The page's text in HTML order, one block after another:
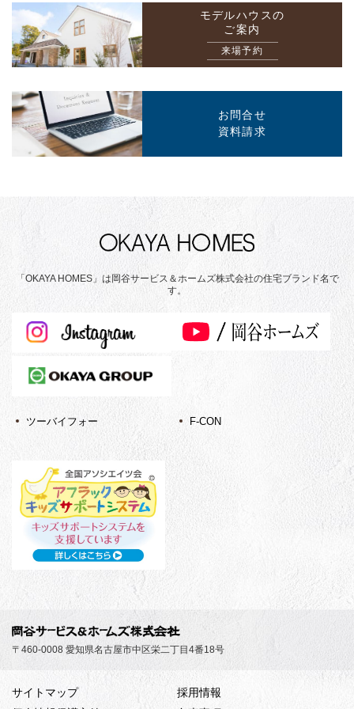
モデルハウスの
ご案内
来場予約
お問合せ
資料請求
「OKAYA HOMES」は岡谷サービス＆ホームズ株式会社の住宅ブランド名で
す。
ツーバイフォー F-CON
〒460-0008 愛知県名古屋市中区栄二丁目4番18号
サイトマップ
採用情報